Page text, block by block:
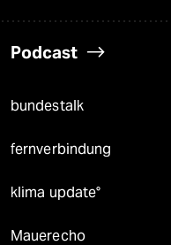
Podcast
bundestalk
fernverbindung
klima update°
Mauerecho